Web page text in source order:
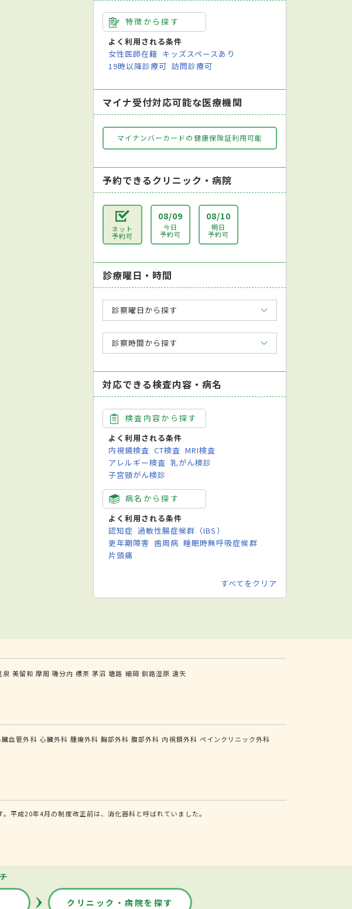
特徴から探す
よく利用される条件
女性医師在籍 キッズスペースあり
19時以降診療可 訪問診療可
マイナ受付対応可能な医療機関
マイナンバーカードの健康保険証利用可能
予約できるクリニック・病院
ネット
予約可
08/09
今日
予約可
08/10
明日
予約可
診療曜日・時間
診察曜日から探す
診察時間から探す
対応できる検査内容・病名
検査内容から探す
よく利用される条件
内視鏡検査 CT検査 MRI検査
アレルギー検査 乳がん検診
子宮頸がん検診
病名から探す
よく利用される条件
認知症 過敏性腸症候群（IBS）
更年期障害 歯周病 睡眠時無呼吸症候群
片頭痛
すべてをクリア
泉 美留和 摩周 磯分内 標茶 茅沼 塘路 細岡 釧路湿原 遠矢
臓血管外科 心臓外科 腫瘍外科 胸部外科 腹部外科 内視鏡外科 ペインクリニック外科
平成20年4月の制度改正前は、消化器科と呼ばれていました。
クリニック・病院を探す